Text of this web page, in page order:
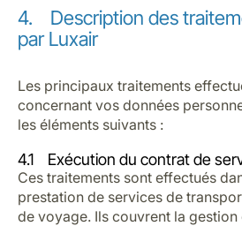
4. Description des
par Luxair
Les principaux traitements
concernant vos données
les éléments suivants :
4.1 Exécution du contrat de
Ces traitements sont effectués
prestation de services de
de voyage. Ils couvrent la